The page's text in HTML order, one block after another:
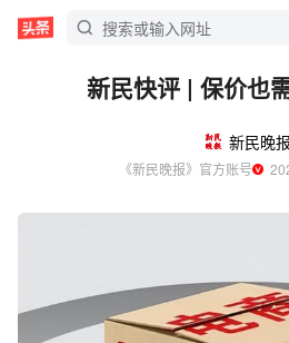
新民快评 | 保价也
新民晚报
《新民晚报》官方账号